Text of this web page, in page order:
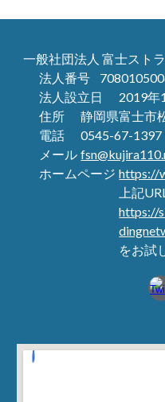
一般社団法人 富士スト
法人番号
法人設立日
2019年
住所
静岡県富士市
電話
0545-67-1397
メール
ホームページ https://
上記
https://
をお試